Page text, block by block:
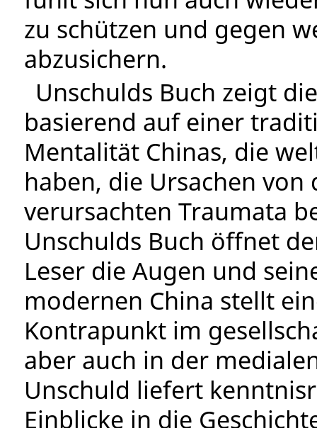
zu schützen und gegen
abzusichern.
Unschulds Buch zeigt
basierend auf einer
Mentalität Chinas, die
haben, die Ursachen
verursachten Traumata
Unschulds Buch öffnet
Leser die Augen und
modernen China stellt
Kontrapunkt im
aber auch in der
Unschuld liefert
Einblicke in die